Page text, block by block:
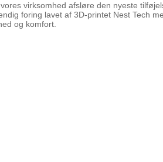
virksomhed afsløre den nyeste
foring lavet af 3D-printet Nest Tech
og komfort.